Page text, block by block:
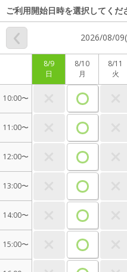
ご利用開始日時を選択してくだ
2026/08/
8/9
日
8/10
月
8/11
火
10:00〜
11:00〜
12:00〜
13:00〜
14:00〜
15:00〜